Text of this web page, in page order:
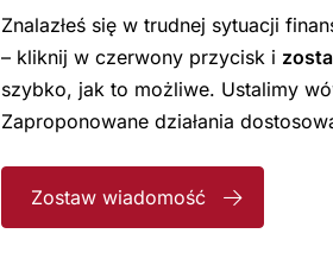
Znalazłeś się w trudnej sytuacji
– kliknij w czerwony przycisk i
szybko, jak to możliwe. Ustalimy
Zaproponowane działania
Zostaw wiadomość